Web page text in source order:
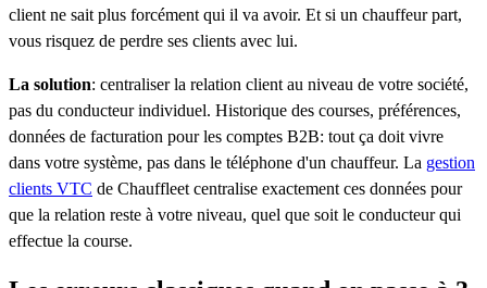
client ne sait plus forcément qui il va avoir. Et si un chauffeur part,
vous risquez de perdre ses clients avec lui.
La solution: centraliser la relation client au niveau de votre société,
pas du conducteur individuel. Historique des courses, préférences,
données de facturation pour les comptes B2B: tout ça doit vivre
dans votre système, pas dans le téléphone d'un chauffeur. La gestion
clients VTC de Chauffleet centralise exactement ces données pour
que la relation reste à votre niveau, quel que soit le conducteur qui
effectue la course.